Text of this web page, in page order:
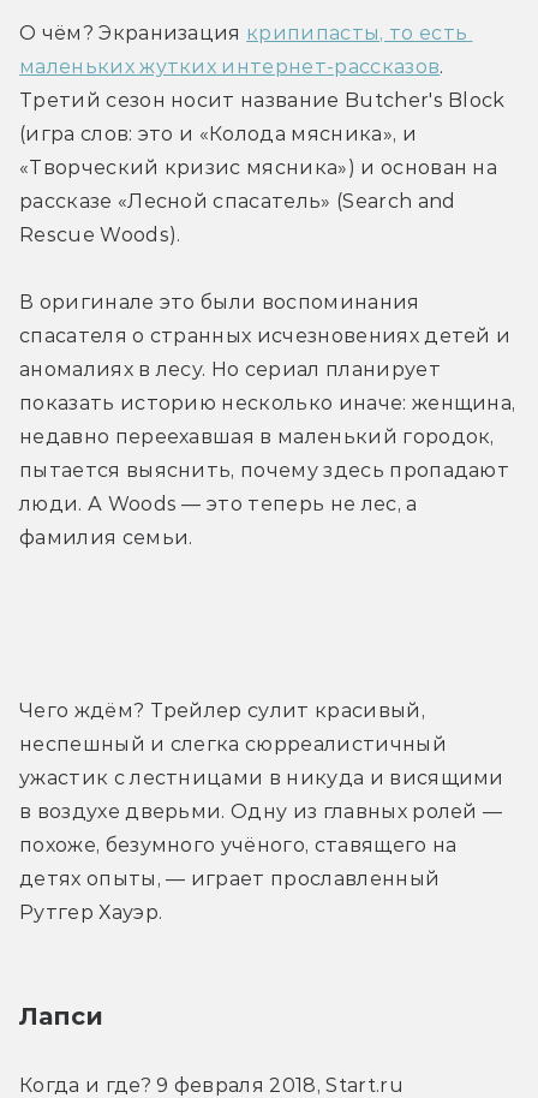
О чём? Экранизация крипипасты, то есть
маленьких жутких интернет-рассказов.
Третий сезон носит название Butcher's Block
(игра слов: это и «Колода мясника», и
«Творческий кризис мясника») и основан на
рассказе «Лесной спасатель» (Search and
Rescue Woods).
В оригинале это были воспоминания
спасателя о странных исчезновениях детей и
аномалиях в лесу. Но сериал планирует
показать историю несколько иначе: женщина,
недавно переехавшая в маленький городок,
пытается выяснить, почему здесь пропадают
люди. А Woods — это теперь не лес, а
фамилия семьи.
Чего ждём? Трейлер сулит красивый,
неспешный и слегка сюрреалистичный
ужастик с лестницами в никуда и висящими
в воздухе дверьми. Одну из главных ролей —
похоже, безумного учёного, ставящего на
детях опыты, — играет прославленный
Рутгер Хауэр.
Лапси
Когда и где? 9 февраля 2018, Start.ru